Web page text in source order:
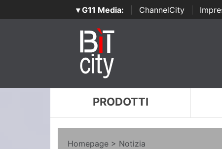
▾ G11 Media: ChannelCity
PRODOTTI
Homepage > Notizia